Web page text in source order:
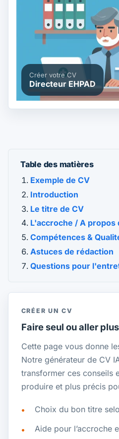
Créer votre CV
Directeur EHPAD
Table des matières
Exemple de CV
Introduction
Le titre de CV
L'accroche / A propos
Compétences &
Astuces de rédaction
Questions pour
CRÉER UN CV
Faire seul ou aller
Cette page vous donne
Notre générateur de CV
transformer ces conseils
produire et plus précis
Choix du bon titre
Aide pour l’accroche